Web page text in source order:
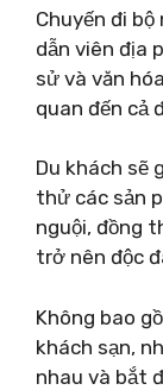
Chuyến đi
dẫn viên địa
sử và văn
quan đến cả
Du khách sẽ
thử các sản
nguội, đồng
trở nên độc
Không bao
khách sạn,
nhau và bắt